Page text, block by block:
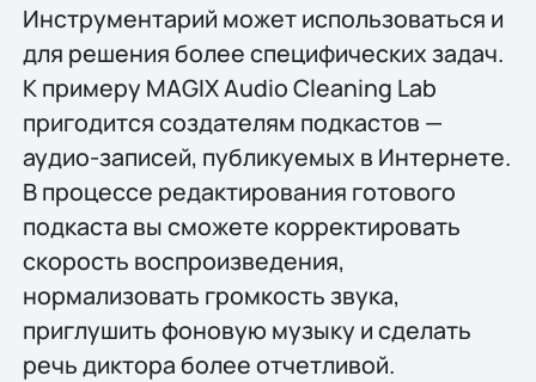
Инструментарий может использоваться и
для решения более специфических задач.
К примеру MAGIX Audio Cleaning Lab
пригодится создателям подкастов —
аудио-записей, публикуемых в Интернете.
В процессе редактирования готового
подкаста вы сможете корректировать
скорость воспроизведения,
нормализовать громкость звука,
приглушить фоновую музыку и сделать
речь диктора более отчетливой.